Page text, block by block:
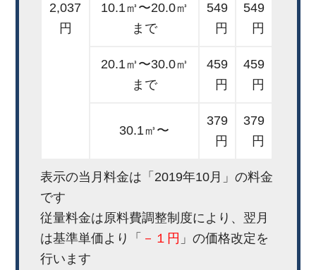
2,037
円
10.1㎥〜20.0㎥
まで
549
円
549
円
20.1㎥〜30.0㎥
まで
459
円
459
円
30.1㎥〜
379
円
379
円
表示の当月料金は「2019年10月」の料金
です
従量料金は原料費調整制度により、翌月
は基準単価より「 － １円 」の価格改定を
行います